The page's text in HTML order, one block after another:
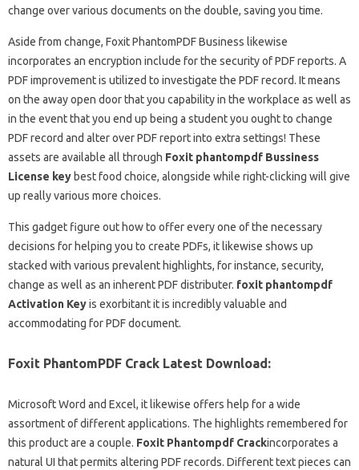
change over various documents on the double, saving you time.
Aside from change, Foxit PhantomPDF Business likewise
incorporates an encryption include for the security of PDF reports. A
PDF improvement is utilized to investigate the PDF record. It means
on the away open door that you capability in the workplace as well as
in the event that you end up being a student you ought to change
PDF record and alter over PDF report into extra settings! These
assets are available all through Foxit phantompdf Bussiness
License key best food choice, alongside while right-clicking will give
up really various more choices.
This gadget figure out how to offer every one of the necessary
decisions for helping you to create PDFs, it likewise shows up
stacked with various prevalent highlights, for instance, security,
change as well as an inherent PDF distributer. foxit phantompdf
Activation Keyis exorbitant it is incredibly valuable and
accommodating for PDF document.
Foxit PhantomPDF Crack Latest Download:
Microsoft Word and Excel, it likewise offers help for a wide
assortment of different applications. The highlights remembered for
this product are a couple. Foxit Phantompdf Crackincorporates a
natural UI that permits altering PDF records. Different text pieces can